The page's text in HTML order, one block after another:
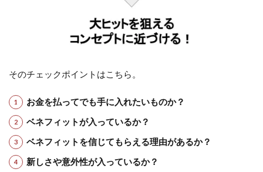
そのチェックポイントはこちら。
お金を払ってでも手に入れたいものか？
ベネフィットが入っているか？
ベネフィットを信じてもらえる理由があるか？
新しさや意外性が入っているか？